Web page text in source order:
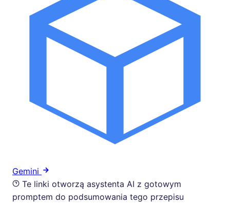
Gemini
Te linki otworzą asystenta AI z gotowym
promptem do podsumowania tego przepisu